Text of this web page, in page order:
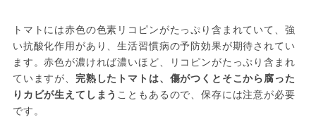
トマトには赤色の色素リコピンがたっぷり含まれていて、強
い抗酸化作用があり、生活習慣病の予防効果が期待されてい
ます。赤色が濃ければ濃いほど、リコピンがたっぷり含まれ
ていますが、 完熟したトマトは、傷がつくとそこから腐った
りカビが生えてしまう こともあるので、保存には注意が必要
です。